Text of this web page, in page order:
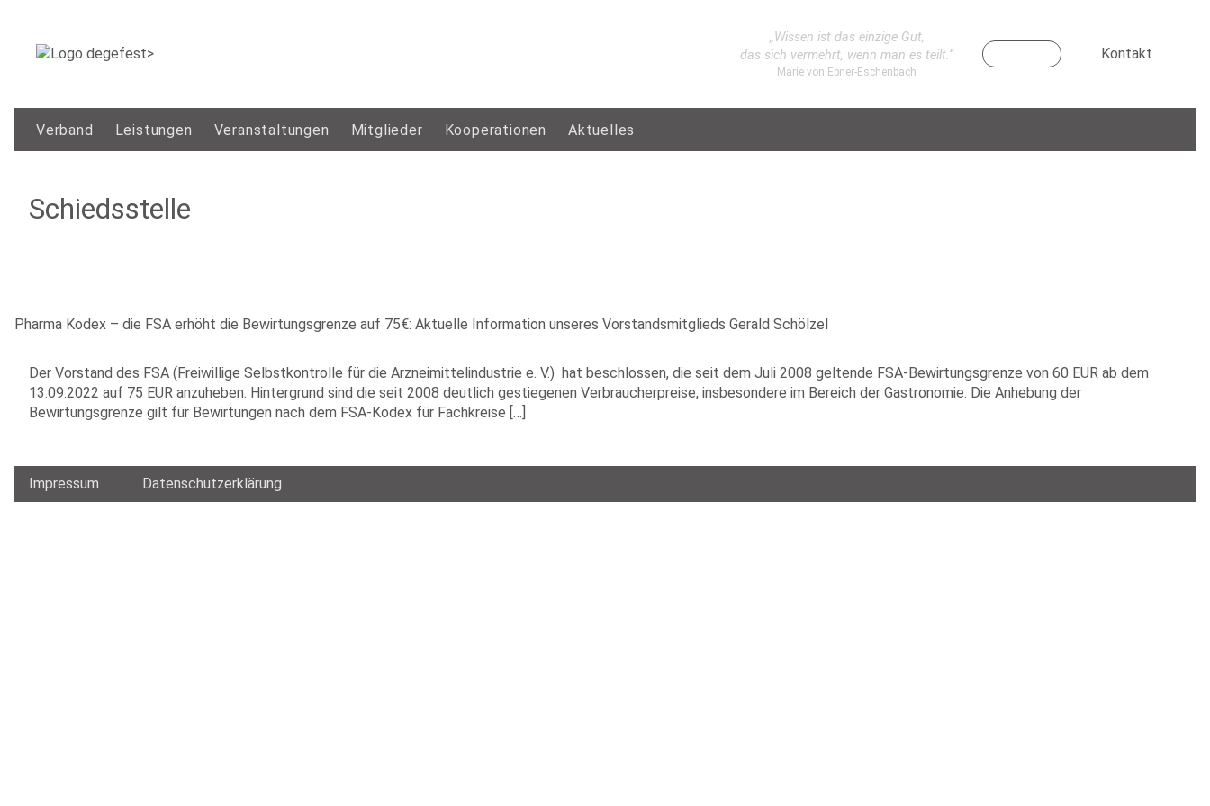
„Wissen ist das einzige Gut,
das sich vermehrt, wenn man es teilt.“
Marie von Ebner-Eschenbach
Kontakt
Verband Leistungen Veranstaltungen Mitglieder Kooperationen Aktuelles
Schiedsstelle
Pharma Kodex – die FSA erhöht die Bewirtungsgrenze auf 75€: Aktuelle Information unseres Vorstandsmitglieds Gerald Schölzel
Der Vorstand des FSA (Freiwillige Selbstkontrolle für die Arzneimittelindustrie e. V.) hat beschlossen, die seit dem Juli 2008 geltende FSA-Bewirtungsgrenze von 60 EUR ab dem
13.09.2022 auf 75 EUR anzuheben. Hintergrund sind die seit 2008 deutlich gestiegenen Verbraucherpreise, insbesondere im Bereich der Gastronomie. Die Anhebung der
Bewirtungsgrenze gilt für Bewirtungen nach dem FSA-Kodex für Fachkreise […]
Impressum Datenschutzerklärung